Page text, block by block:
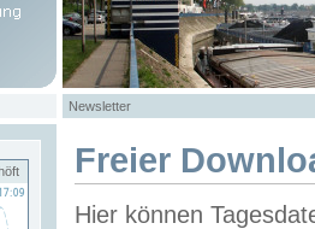
Newsletter
Freier
Hier können